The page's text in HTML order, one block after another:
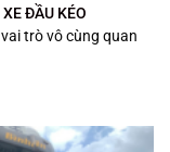
ĐẦU KÉO
trò vô cùng quan